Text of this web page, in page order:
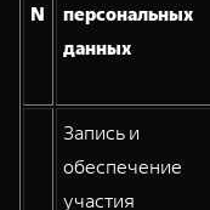
WEY 07
Расширяя границы
N
персональных
данных
Запись и
обеспечение
участия